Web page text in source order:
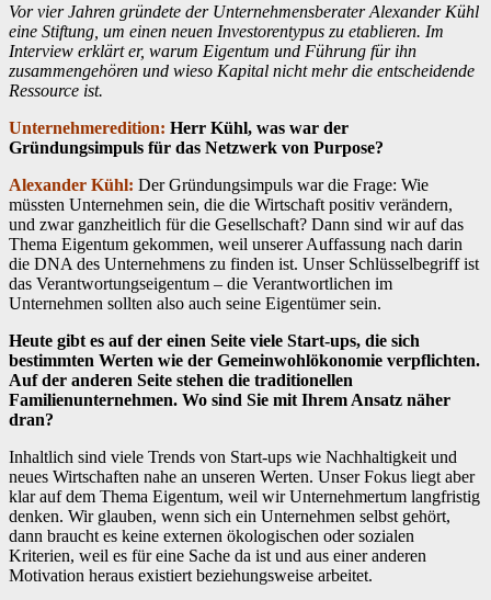
Vor vier Jahren gründete der Unternehmensberater Alexander Kühl
eine Stiftung, um einen neuen Investorentypus zu etablieren. Im
Interview erklärt er, warum Eigentum und Führung für ihn
zusammengehören und wieso Kapital nicht mehr die entscheidende
Ressource ist.
Unternehmeredition: Herr Kühl, was war der
Gründungsimpuls für das Netzwerk von Purpose?
Alexander Kühl: Der Gründungsimpuls war die Frage: Wie
müssten Unternehmen sein, die die Wirtschaft positiv verändern,
und zwar ganzheitlich für die Gesellschaft? Dann sind wir auf das
Thema Eigentum gekommen, weil unserer Auffassung nach darin
die DNA des Unternehmens zu finden ist. Unser Schlüsselbegriff ist
das Verantwortungseigentum – die Verantwortlichen im
Unternehmen sollten also auch seine Eigentümer sein.
Heute gibt es auf der einen Seite viele Start-ups, die sich
bestimmten Werten wie der Gemeinwohlökonomie verpflichten.
Auf der anderen Seite stehen die traditionellen
Familienunternehmen. Wo sind Sie mit Ihrem Ansatz näher
dran?
Inhaltlich sind viele Trends von Start-ups wie Nachhaltigkeit und
neues Wirtschaften nahe an unseren Werten. Unser Fokus liegt aber
klar auf dem Thema Eigentum, weil wir Unternehmertum langfristig
denken. Wir glauben, wenn sich ein Unternehmen selbst gehört,
dann braucht es keine externen ökologischen oder sozialen
Kriterien, weil es für eine Sache da ist und aus einer anderen
Motivation heraus existiert beziehungsweise arbeitet.